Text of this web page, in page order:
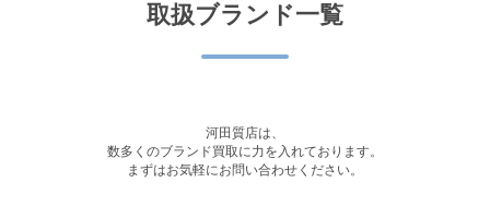
取扱ブランド一覧
河田質店は、
数多くのブランド買取に力を入れております。
まずはお気軽にお問い合わせください。